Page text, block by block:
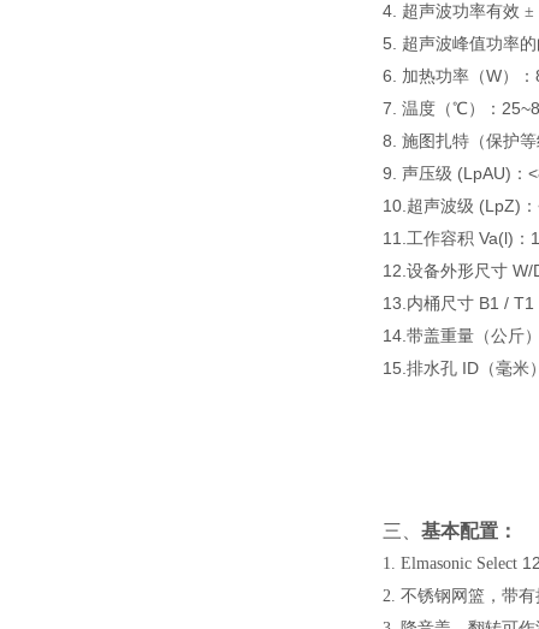
4. 超声波功率有效 ±
5. 超声波峰值功率
6. 加热功率（W）：
7. 温度（℃） ：
8. 施图扎特 （保护
9. 声压级 (LpAU) ：
10. 超声波级 (LpZ) ：
11. 工作容积 Va(l) ：
12. 设备外形尺寸 W/
13. 内桶尺寸 B1 /
14. 带盖重量（公斤
15. 排水孔 ID （毫米
三、 基本配置：
1. Elmasonic Select
2. 不锈钢网篮，带